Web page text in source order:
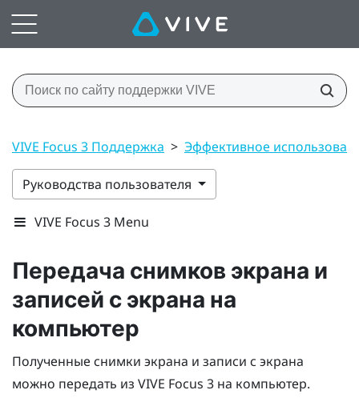
VIVE Focus 3 Поддержка > Эффективное
Руководства пользователя
VIVE Focus 3 Menu
Передача снимков экрана и
записей с экрана на
компьютер
Полученные снимки экрана и записи с экрана
можно передать из VIVE Focus 3 на компьютер.